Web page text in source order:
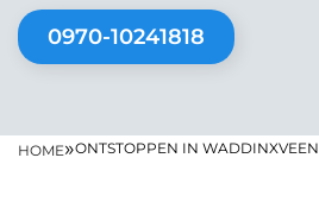
0970-10241818
HOME»ONTSTOPPEN IN WADDINXVEEN